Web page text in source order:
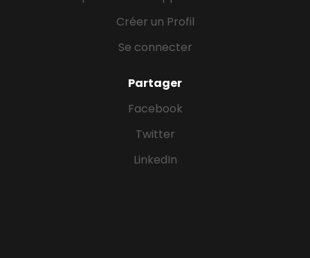
Créer un Profil
Se connecter
Partager
Facebook
Twitter
LinkedIn